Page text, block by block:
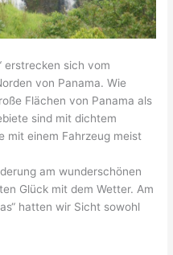
erstrecken sich vom
von Panama. Wie
Flächen von Panama als
sind mit dichtem
mit einem Fahrzeug meist
am wunderschönen
Glück mit dem Wetter. Am
hatten wir Sicht sowohl